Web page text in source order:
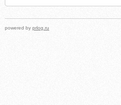
powered by prlog.ru